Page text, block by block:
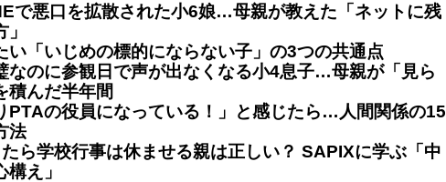
で悪口を拡散された小6娘…母親が教えた「ネットに残
い「いじめの標的にならない子」の3つの共通点
なのに参観日で声が出なくなる小4息子…母親が「見ら
積んだ半年間
PTAの役員になっている！」と感じたら…人間関係の15
法
ら学校行事は休ませる親は正しい？ SAPIXに学ぶ「中
え」